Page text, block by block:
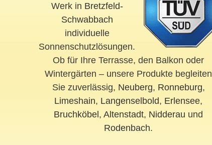
Werk in Bretzfeld-
Schwabbach
individuelle
Sonnenschutzlösungen.
Ob für Ihre Terrasse, den Balkon oder
Wintergärten – unsere Produkte begleiten
Sie zuverlässig, Neuberg, Ronneburg,
Limeshain, Langenselbold, Erlensee,
Bruchköbel ,Altenstadt, Nidderau und
Rodenbach.